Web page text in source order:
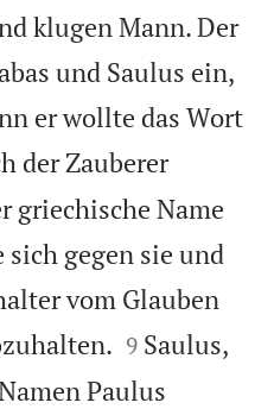
klugen Mann. Der
und Saulus ein,
er wollte das Wort
der Zauberer
griechische Name
gegen sie und
vom Glauben


9 Saulus,
Paulus